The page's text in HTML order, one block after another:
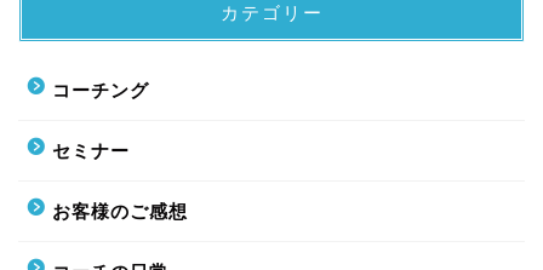
カテゴリー
コーチング
セミナー
お客様のご感想